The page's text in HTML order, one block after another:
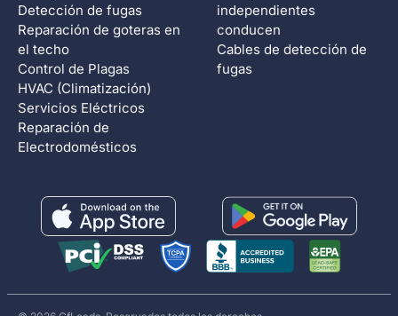
Detección de fugas
Reparación de goteras en
el techo
Control de Plagas
HVAC (Climatización)
Servicios Eléctricos
Reparación de
Electrodomésticos
independientes
conducen
Cables de detección de
fugas